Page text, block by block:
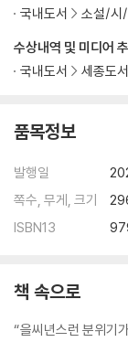
수상내역 및 미디어
국내도서
세종도서
국내도서
소설/시
품목정보
발행일
쪽수, 무게, 크기
ISBN13
책 속으로
“을씨년스런 분위기